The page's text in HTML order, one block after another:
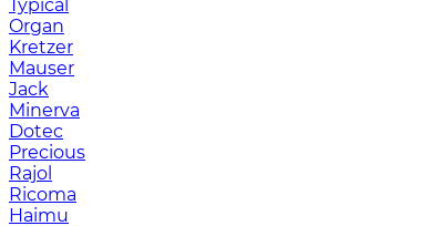
Typical
Organ
Kretzer
Mauser
Jack
Minerva
Dotec
Precious
Rajol
Ricoma
Haimu